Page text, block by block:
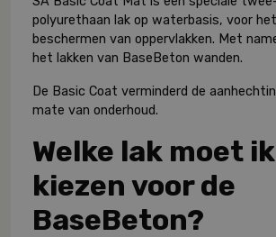
polyurethaan lak op waterbasis, voor
beschermen van oppervlakken. Met
het lakken van BaseBeton wanden.
De Basic Coat verminderd de
mate van onderhoud.
Welke lak moet ik
kiezen voor de
BaseBeton?